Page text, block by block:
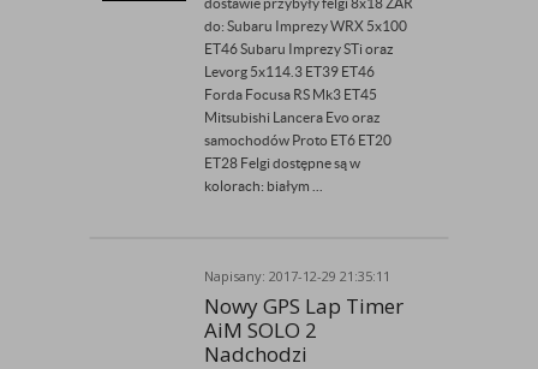
do: Subaru Imprezy WRX 5x100
ET46 Subaru Imprezy STi oraz
Levorg 5x114.3 ET39 ET46
Forda Focusa RS Mk3 ET45
Mitsubishi Lancera Evo oraz
samochodów Proto ET6 ET20
ET28 Felgi dostępne są w
kolorach: białym ...
Napisany: 2017-12-29 21:35:11
Przez Admin
Nowy GPS Lap Timer
AiM SOLO 2
Nadchodzi